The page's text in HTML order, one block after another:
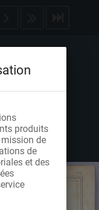
produits
de
de
et des